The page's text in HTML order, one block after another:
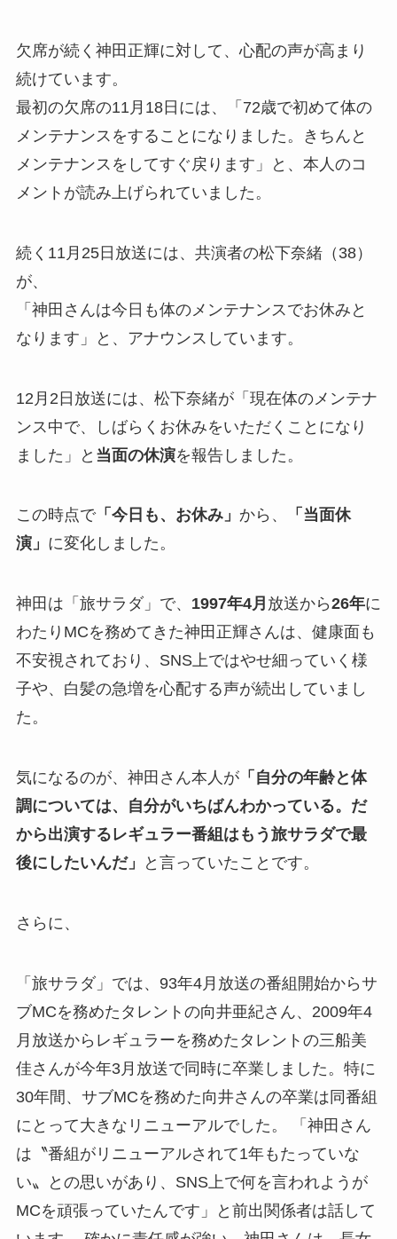
欠席が続く神田正輝に対して、心配の声が高まり
続けています。
最初の欠席の11月18日には、「72歳で初めて体の
メンテナンスをすることになりました。きちんと
メンテナンスをしてすぐ戻ります」と、本人のコ
メントが読み上げられていました。
続く11月25日放送には、共演者の松下奈緒（38）
が、
「神田さんは今日も体のメンテナンスでお休みと
なります」と、アナウンスしています。
12月2日放送には、松下奈緒が「現在体のメンテナ
ンス中で、しばらくお休みをいただくことになり
ました」と 当面の休演を報告しました。
この時点で「今日も、お休み」 から、
「当面休
演」 に変化しました。
神田は「旅サラダ」で、 1997年4月 放送から26年に
わたりMCを務めてきた神田正輝さんは、健康面も
不安視されており、SNS上ではやせ細っていく様
子や、白髪の急増を心配する声が続出していまし
た。
気になるのが、神田さん本人が「自分の年齢と体
調については、自分がいちばんわかっている。だ
から出演するレギュラー番組はもう旅サラダで最
後にしたいんだ」
と言っていたことです。
さらに、
「旅サラダ」では、93年4月放送の番組開始からサ
ブMCを務めたタレントの向井亜紀さん、2009年4
月放送からレギュラーを務めたタレントの三船美
佳さんが今年3月放送で同時に卒業しました。特に
30年間、サブMCを務めた向井さんの卒業は同番組
にとって大きなリニューアルでした。 「神田さん
は〝番組がリニューアルされて1年もたっていな
い〟との思いがあり、SNS上で何を言われようが
MCを頑張っていたんです」と前出関係者は話して